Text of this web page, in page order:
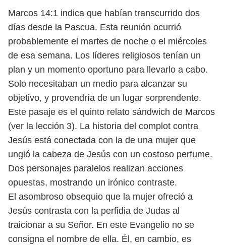
Marcos 14:1 indica que habían transcurrido dos
días desde la Pascua. Esta reunión ocurrió
probablemente el martes de noche o el miércoles
de esa semana. Los líderes religiosos tenían un
plan y un momento oportuno para llevarlo a cabo.
Solo necesitaban un medio para alcanzar su
objetivo, y provendría de un lugar sorprendente.
Este pasaje es el quinto relato sándwich de Marcos
(ver la lección 3). La historia del complot contra
Jesús está conectada con la de una mujer que
ungió la cabeza de Jesús con un costoso perfume.
Dos personajes paralelos realizan acciones
opuestas, mostrando un irónico contraste.
El asombroso obsequio que la mujer ofreció a
Jesús contrasta con la perfidia de Judas al
traicionar a su Señor. En este Evangelio no se
consigna el nombre de ella. Él, en cambio, es